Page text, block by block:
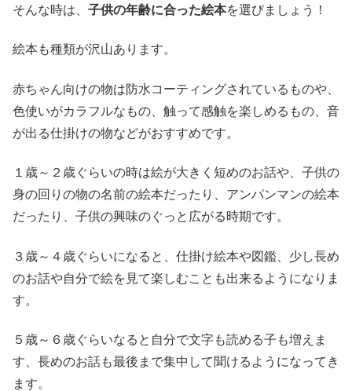
そんな時は、 子供の年齢に合った絵本を選びましょう！
絵本も種類が沢山あります。
赤ちゃん向けの物は防水コーティングされているものや、
色使いがカラフルなもの、触って感触を楽しめるもの、音
が出る仕掛けの物などがおすすめです。
１歳～２歳ぐらいの時は絵が大きく短めのお話や、子供の
身の回りの物の名前の絵本だったり、アンパンマンの絵本
だったり、子供の興味のぐっと広がる時期です。
３歳～４歳ぐらいになると、仕掛け絵本や図鑑、少し長め
のお話や自分で絵を見て楽しむことも出来るようになりま
す。
５歳～６歳ぐらいなると自分で文字も読める子も増えま
す、長めのお話も最後まで集中して聞けるようになってき
ます。